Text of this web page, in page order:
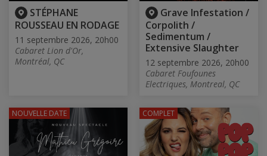
STÉPHANE
ROUSSEAU EN RODAGE
11 septembre 2026, 20h00
Cabaret Lion d'Or,
Montréal, QC
Grave Infestation /
Corpolith /
Sedimentum /
Extensive Slaughter
12 septembre 2026, 20h00
Cabaret Foufounes
Electriques, Montreal, QC
NOUVELLE DATE COMPLET